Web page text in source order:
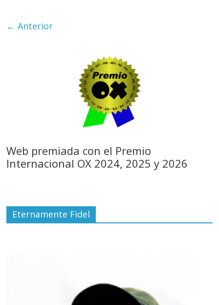
← Anterior
Web premiada con el Premio
Internacional OX 2024, 2025 y 2026
Eternamente Fidel